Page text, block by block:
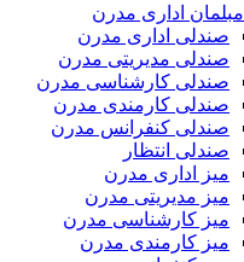
مبلمان اداری مدرن
صندلی اداری مدرن
صندلی مدیریتی مدرن
صندلی کارشناسی مدرن
صندلی کارمندی مدرن
صندلی کنفرانس مدرن
صندلی انتظار
میز اداری مدرن
میز مدیریتی مدرن
میز کارشناسی مدرن
میز کارمندی مدرن